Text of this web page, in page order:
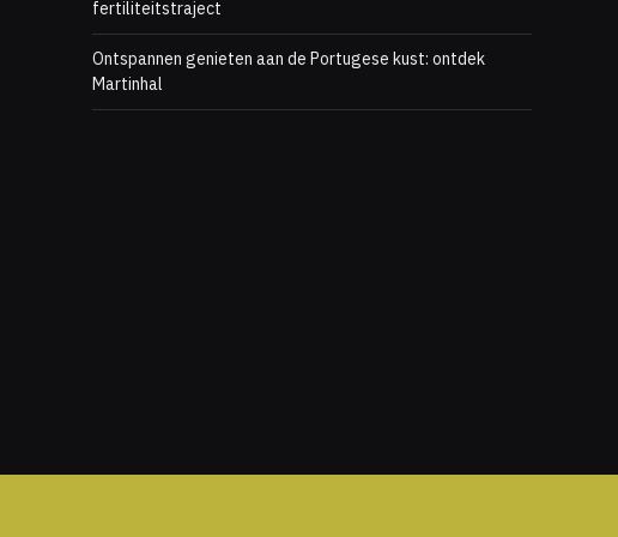
fertiliteitstraject
Ontspannen genieten aan de Portugese kust: ontdek
Martinhal